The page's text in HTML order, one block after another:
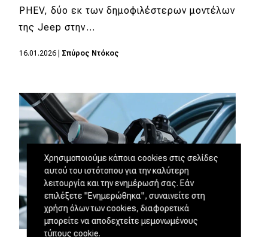
PHEV, δύο εκ των δημοφιλέστερων μοντέλων
της Jeep στην…
16.01.2026 Σπύρος Ντόκος
Χρησιμοποιούμε κάποια cookies στις σελίδες
αυτού του ιστότοπου για την καλύτερη
λειτουργία και την ενημέρωσή σας. Εάν
επιλέξετε "Ενημερώθηκα", συναινείτε στη
χρήση όλων των cookies, διαφορετικά
μπορείτε να αποδεχτείτε μεμονωμένους
τύπους cookie.